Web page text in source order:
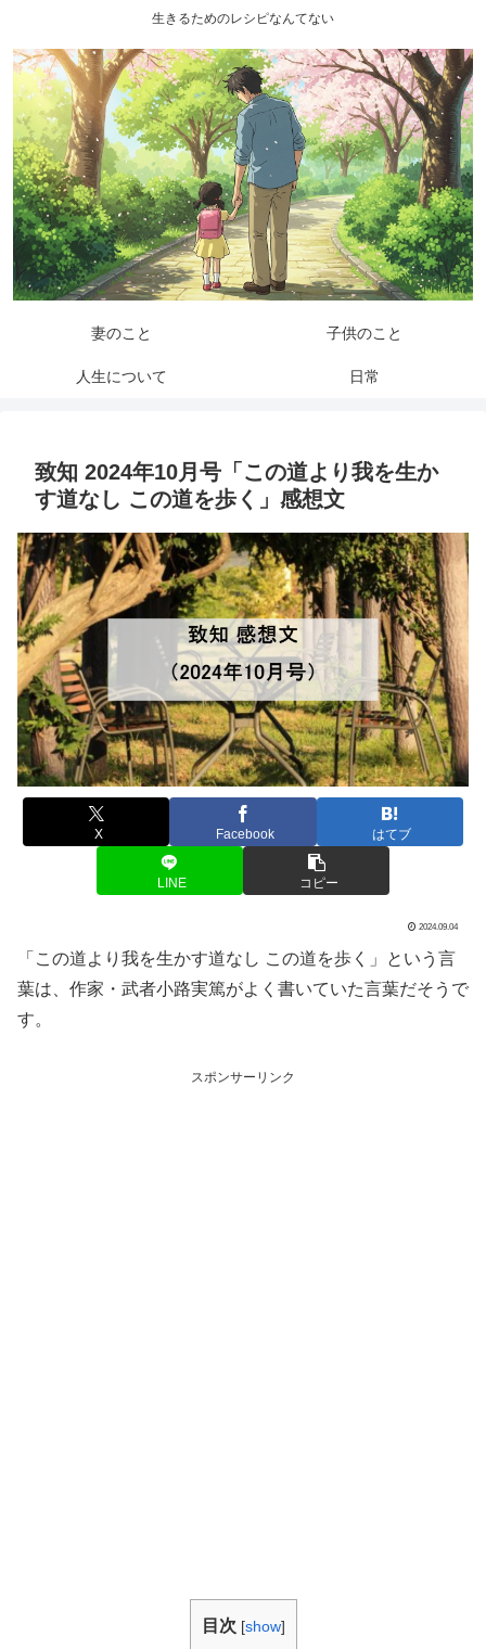
生きるためのレシピなんてない
妻のこと 子供のこと
人生について 日常
致知 2024年10月号「この道より我を生か
す道なし この道を歩く」感想文
X Facebook はてブ
LINE コピー
2024.09.04
「この道より我を生かす道なし この道を歩く」という言
葉は、作家・武者小路実篤がよく書いていた言葉だそうで
す。
スポンサーリンク
目次 [show]